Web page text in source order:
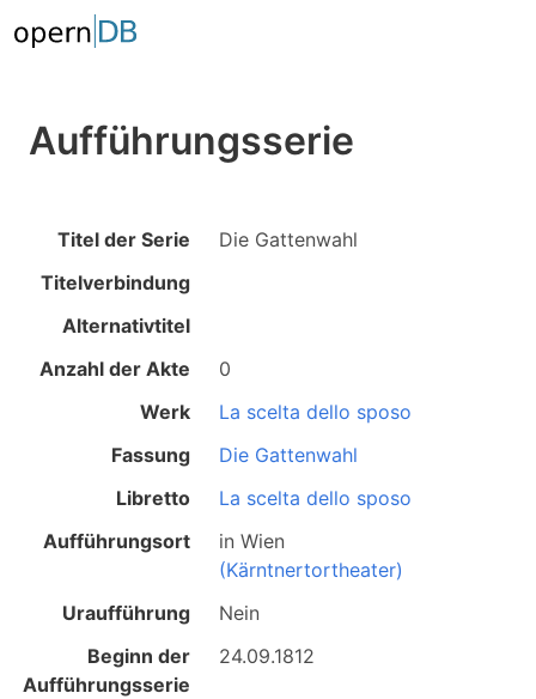
Aufführungsserie
Titel der Serie
Die Gattenwahl
Titelverbindung
Alternativtitel
Anzahl der Akte
0
Werk
La scelta dello sposo
Fassung
Die Gattenwahl
Libretto
La scelta dello sposo
Aufführungsort
inWien
(Kärntnertortheater)
Uraufführung
Nein
Beginn der
Aufführungsserie
24.09.1812